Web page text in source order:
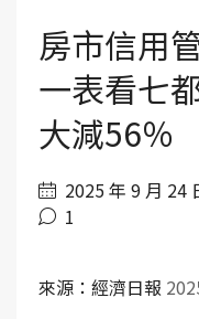
房市信用
一表看七
大減56％
2025 年 9 月 24
1
來源：經濟日報